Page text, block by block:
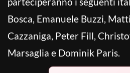
Bosca, Emanuele Buzzi,
Cazzaniga, Peter Fill,
Marsaglia e Dominik Paris.